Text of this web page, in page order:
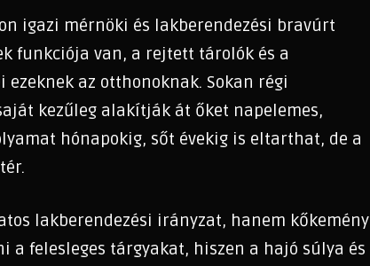
igazi mérnöki és lakberendezési bravúrt
funkciója van, a rejtett tárolók és a
az otthonoknak. Sokan régi
kezűleg alakítják át őket napelemes,
hónapokig, sőt évekig is eltarthat, de a
lakberendezési irányzat, hanem kőkemény
a felesleges tárgyakat, hiszen a hajó súlya és